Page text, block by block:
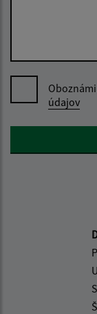
údajov
Google reCaptcha